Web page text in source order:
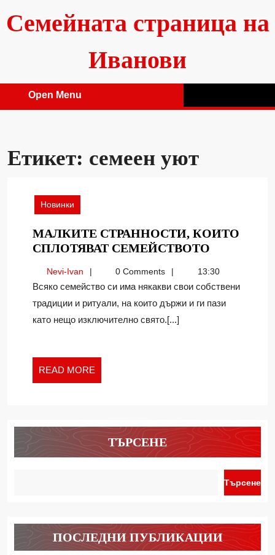
content
Семейната страница на
Иванови
Open Menu
Етикет: семеен уют
Новинки
МАЛКИТЕ СТРАННОСТИ, КОИТО
СПЛОТЯВАТ СЕМЕЙСТВОТО
КОИТО
Nevi-IvanNevi-
Ivan
0 Comments 13:30
Всяко семейство си има някакви свои собствени
традиции и ритуали, на които държи и ги пази
като нещо изключително свято.[...]
READ MORE
MORE
ТЪРСЕНЕ
Търсене
ПОСЛЕДНИ ПУБЛИКАЦИИ